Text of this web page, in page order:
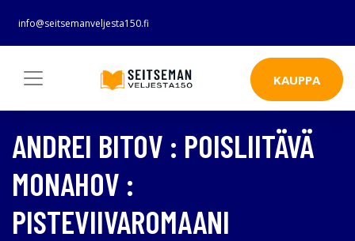
info@seitsemanveljesta150.fi
KAUPPA
ANDREI BITOV : POISLIITÄVÄ
MONAHOV :
PISTEVIIVAROMAANI